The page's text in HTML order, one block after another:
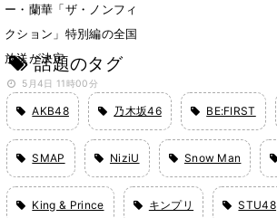
ー・蘭華「ザ・ノンフィ
クション」特別編の全国
放送が決定
5月4日 11時00分
話題のタグ
AKB48 乃木坂46 BE:FIRST
SMAP NiziU Snow Man
King & Prince キンプリ STU48